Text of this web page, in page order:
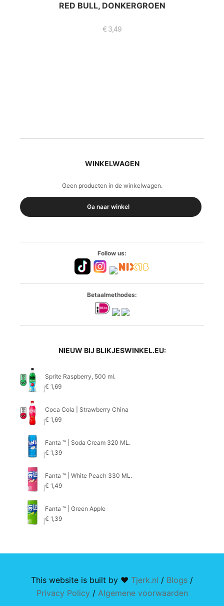
RED BULL, DONKERGROEN
€ 3,49
WINKELWAGEN
Geen producten in de winkelwagen.
Ga naar winkel
Follow us:
Betaalmethodes:
NIEUW BIJ BLIKJESWINKEL.EU:
Sprite Raspberry, 500 ml.
€ 1,69
Coca Cola | Strawberry China
€ 1,69
Fanta ™ | Soda Cream 320 ML.
€ 1,39
Fanta ™ | White Peach 330 ML.
€ 1,49
Fanta ™ | Green Apple
€ 1,39
This website is built by ♥ Tjerk.nl / Blogs /
Privacy Policy / Algemene voorwaarden